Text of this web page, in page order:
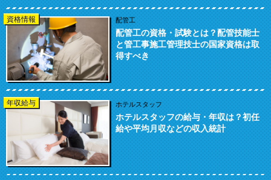
資格情報 配管工
配管工の資格・試験とは？配管技能士
と管工事施工管理技士の国家資格は取
得すべき
年収給与 ホテルスタッフ
ホテルスタッフの給与・年収は？初任
給や平均月収などの収入統計